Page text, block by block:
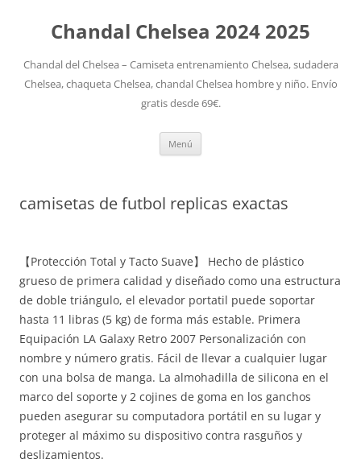
Chandal Chelsea 2024 2025
Chandal del Chelsea – Camiseta entrenamiento Chelsea, sudadera
Chelsea, chaqueta Chelsea, chandal Chelsea hombre y niño. Envío
gratis desde 69€.
Menú
camisetas de futbol replicas exactas
【Protección Total y Tacto Suave】 Hecho de plástico
grueso de primera calidad y diseñado como una estructura
de doble triángulo, el elevador portatil puede soportar
hasta 11 libras (5 kg) de forma más estable. Primera
Equipación LA Galaxy Retro 2007 Personalización con
nombre y número gratis. Fácil de llevar a cualquier lugar
con una bolsa de manga. La almohadilla de silicona en el
marco del soporte y 2 cojines de goma en los ganchos
pueden asegurar su computadora portátil en su lugar y
proteger al máximo su dispositivo contra rasguños y
deslizamientos.